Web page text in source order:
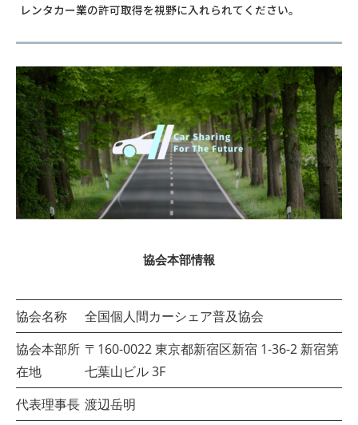
レンタカー業の許可取得を視野に入れられてください。
協会本部情報
協会名称
全国個人間カーシェア普及協会
協会本部所
在地
〒160-0022 東京都新宿区新宿 1-36-2 新宿第
七葉山ビル 3F
代表理事長 渡辺岳明